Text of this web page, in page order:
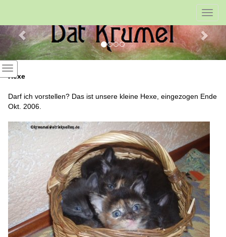
Hexe
Darf ich vorstellen? Das ist unsere kleine Hexe, eingezogen Ende
Okt. 2006.